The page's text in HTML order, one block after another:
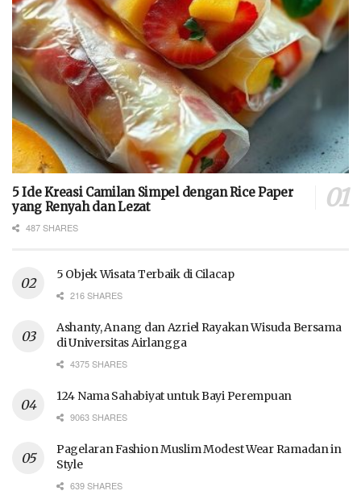
5 Ide Kreasi Camilan Simpel dengan Rice Paper
yang Renyah dan Lezat
487 SHARES
5 Objek Wisata Terbaik di Cilacap
216 SHARES
Ashanty, Anang dan Azriel Rayakan Wisuda Bersama
di Universitas Airlangga
4375 SHARES
124 Nama Sahabiyat untuk Bayi Perempuan
9063 SHARES
Pagelaran Fashion Muslim Modest Wear Ramadan in
Style
639 SHARES